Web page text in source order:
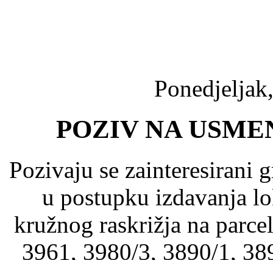
POZIV NA
Pozivaju se zainteresirani
u postupku izdavanja
kružnog raskrižja na
3961, 3980/3, 3890/1,